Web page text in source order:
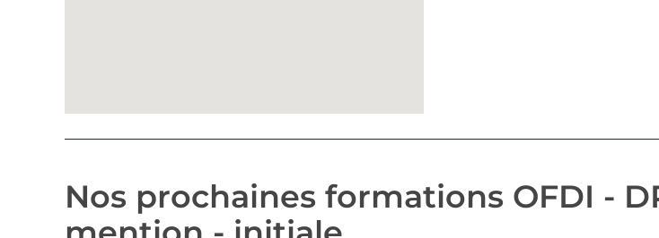
Nos prochaines formations OFDI -